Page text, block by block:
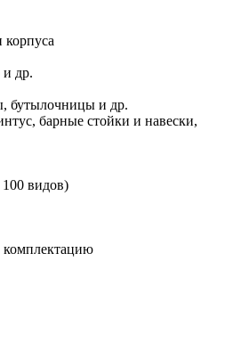
корпуса
др.
бутылочницы и др.
барные стойки и навески,
100 видов)
комплектацию